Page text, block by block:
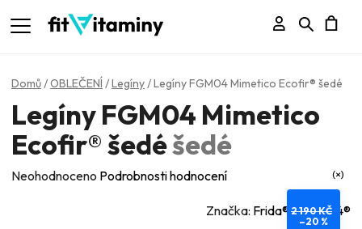
Přihlášení
Hledat
Domů/OBLEČENÍ /Legíny/Legíny FGM04 Mimetico Ecofir® šedé
Legíny FGM04 Mimetico
Ecofir® šedéšedé
Průměrné
Neohodnoceno Podrobnosti hodnocení
Značka: Frida® - FGM04®
2 190 KČ
–20 %